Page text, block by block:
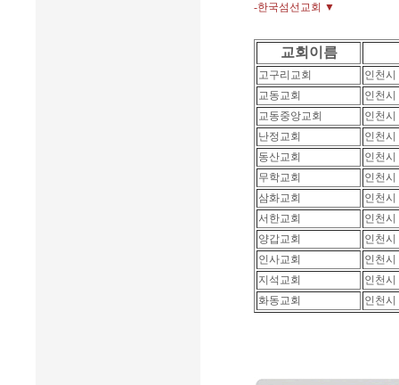
-한국섬선교회 ▼
교회이름
고구리교회
인천
교동교회
인천
교동중앙교회
인천
난정교회
인천
동산교회
인천
무학교회
인천
삼화교회
인천
서한교회
인천
양갑교회
인천
인사교회
인천
지석교회
인천
화동교회
인천